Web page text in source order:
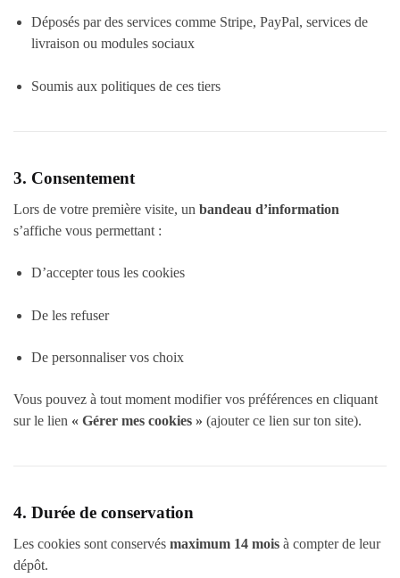
Déposés par des services comme Stripe, PayPal, services de
livraison ou modules sociaux
Soumis aux politiques de ces tiers
3. Consentement
Lors de votre première visite, un bandeau d’information
s’affiche vous permettant :
D’accepter tous les cookies
De les refuser
De personnaliser vos choix
Vous pouvez à tout moment modifier vos préférences en cliquant
sur le lien « Gérer mes cookies » (ajouter ce lien sur ton site).
4. Durée de conservation
Les cookies sont conservés maximum 14 mois à compter de leur
dépôt.